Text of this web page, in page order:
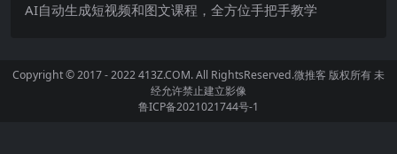
AI自动生成短视频和图文课程，全方位手把手教学
Copyright © 2017 - 2022 413Z.COM. All RightsReserved.微推客 版权所有 未
经允许禁止建立影像
鲁ICP备2021021744号-1